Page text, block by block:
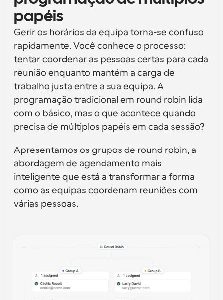
Agendamento colaborativo para grupos
Para Organizações
Equipas maiores que agendam para um maior controlo
e segurança
Para Empresas
Soluções de agendamento de nível empresarial
Por caso de
uso
Recrutamento
Vendas
Suporte
Cuidados de saúde
Experimente o Cal.ai agora!
Desenvolvedor
Documentação do Desenvolvedor
Documentação para a plataforma Cal.com
API
Crie as suas próprias integrações com a nossa API
pública
Componentes de Agendamento
Use os nossos átomos React para adicionar
agendamento à sua aplicação
Integre o Cal.com usando OAuth
Recursos
Tipo de Letra: Cal Sans UI & Text
O nosso próprio tipo de letra variável para o design de
interfaces de utilizador
Loja de Aplicações
Integre com as suas aplicações favoritas
Agendar eventos com múltiplos participantes
Documentação de Ajuda
Precisa de aprender mais sobre o nosso sistema?
Consulte a documentação de ajuda
Incorporar
Pagamentos
Aceitar pagamentos por reservas
papéis
Gerir os horários da equipa torna-se confuso
rapidamente. Você conhece o processo:
tentar coordenar as pessoas certas para cada
reunião enquanto mantém a carga de
trabalho justa entre a sua equipa. A
programação tradicional em round robin lida
com o básico, mas o que acontece quando
precisa de múltiplos papéis em cada sessão?
Apresentamos os grupos de round robin, a
abordagem de agendamento mais
inteligente que está a transformar a forma
como as equipas coordenam reuniões com
várias pessoas.